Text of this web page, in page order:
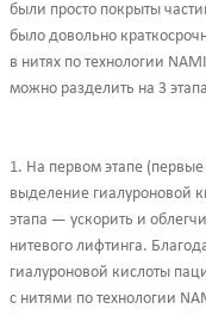
были просто покрыты
было довольно
в нитях по технологии
можно разделить на 3
1. На первом этапе
выделение гиалуроновой
этапа — ускорить и
нитевого лифтинга.
гиалуроновой кислоты
с нитями по технологии